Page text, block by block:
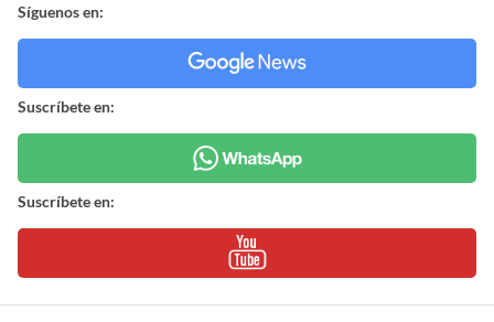
Síguenos en:
Suscríbete en:
Suscríbete en: